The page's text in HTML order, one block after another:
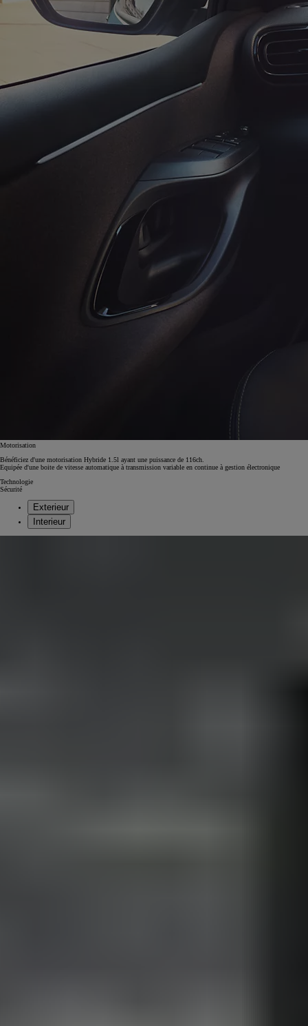
Motorisation
Bénéficiez d'une motorisation Hybride 1.5l ayant une puissance de 116ch.
Equipée d'une boite de vitesse automatique à transmission variable en continue à gestion électronique
Technologie
Sécurité
Exterieur
Interieur